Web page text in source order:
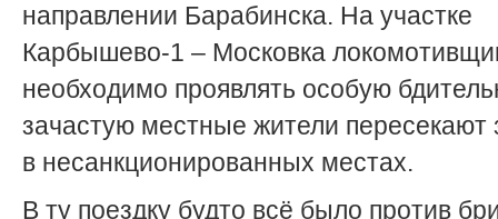
направлении Барабинска. На участке
Карбышево-1 – Московка
необходимо проявлять особую
зачастую местные жители пересекают
в несанкционированных местах.
В ту поездку будто всё было против